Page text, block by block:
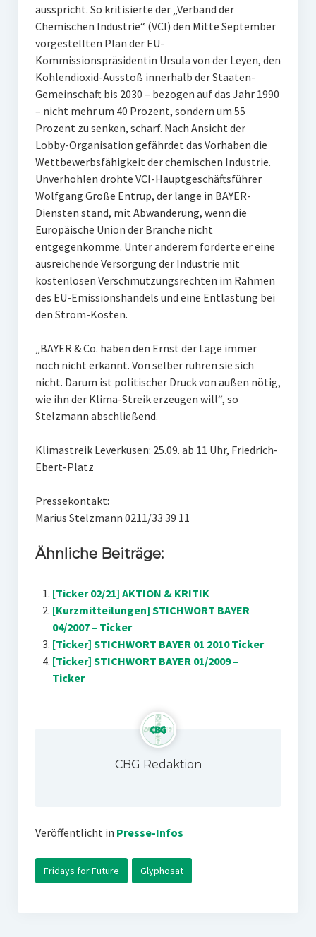
ausspricht. So kritisierte der „Verband der
Chemischen Industrie“ (VCI) den Mitte September
vorgestellten Plan der EU-
Kommissionspräsidentin Ursula von der Leyen, den
Kohlendioxid-Ausstoß innerhalb der Staaten-
Gemeinschaft bis 2030 – bezogen auf das Jahr 1990
– nicht mehr um 40 Prozent, sondern um 55
Prozent zu senken, scharf. Nach Ansicht der
Lobby-Organisation gefährdet das Vorhaben die
Wettbewerbsfähigkeit der chemischen Industrie.
Unverhohlen drohte VCI-Hauptgeschäftsführer
Wolfgang Große Entrup, der lange in BAYER-
Diensten stand, mit Abwanderung, wenn die
Europäische Union der Branche nicht
entgegenkomme. Unter anderem forderte er eine
ausreichende Versorgung der Industrie mit
kostenlosen Verschmutzungsrechten im Rahmen
des EU-Emissionshandels und eine Entlastung bei
den Strom-Kosten.
„BAYER & Co. haben den Ernst der Lage immer
noch nicht erkannt. Von selber rühren sie sich
nicht. Darum ist politischer Druck von außen nötig,
wie ihn der Klima-Streik erzeugen will“, so
Stelzmann abschließend.
Klimastreik Leverkusen: 25.09. ab 11 Uhr, Friedrich-
Ebert-Platz
Pressekontakt:
Marius Stelzmann 0211/33 39 11
Ähnliche Beiträge:
[Ticker 02/21] AKTION & KRITIK
[Kurzmitteilungen] STICHWORT BAYER
04/2007 – Ticker
[Ticker] STICHWORT BAYER 01 2010 Ticker
[Ticker] STICHWORT BAYER 01/2009 –
Ticker
CBG Redaktion
Veröffentlicht in Presse-Infos
Fridays for Future Glyphosat